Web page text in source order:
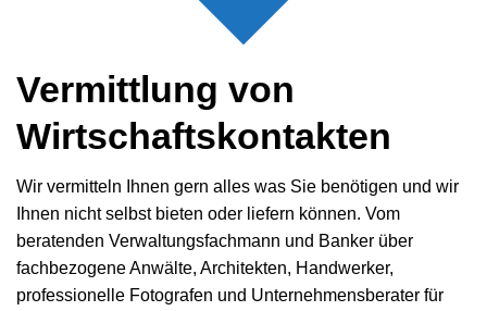
Vermittlung von
Wirtschaftskontakten
Wir vermitteln Ihnen gern alles was Sie benötigen und wir
Ihnen nicht selbst bieten oder liefern können. Vom
beratenden Verwaltungsfachmann und Banker über
fachbezogene Anwälte, Architekten, Handwerker,
professionelle Fotografen und Unternehmensberater für